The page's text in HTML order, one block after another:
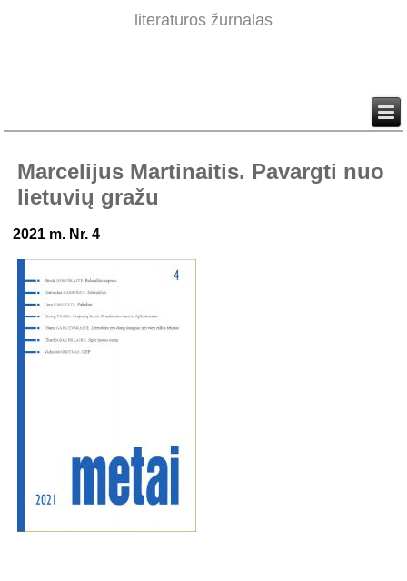
literatūros žurnalas
Marcelijus Martinaitis. Pavargti nuo
lietuvių gražu
2021 m. Nr. 4